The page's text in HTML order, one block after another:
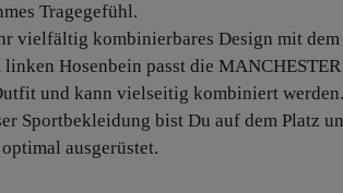
Tragegefühl.
vielfältig kombinierbares Design mit dem
linken Hosenbein passt die MANCHESTER
und kann vielseitig kombiniert werden.
Sportbekleidung bist Du auf dem Platz
ausgerüstet.